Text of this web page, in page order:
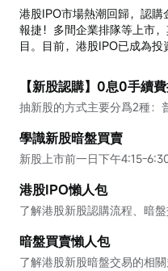
港股IPO市場熱潮回歸，認
報捷！多間企業排隊等上市
目。目前，港股IPO已成為投
【新股認購】0息0手續
學識新股暗盤買賣
港股IPO懶人包
暗盤買賣懶人包